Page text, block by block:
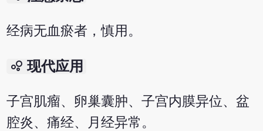
经病无血瘀者，慎用。
bubble_chart 现代应用
子宫肌瘤、卵巢囊肿、子宫内膜异位、盆
腔炎、痛经、月经异常。